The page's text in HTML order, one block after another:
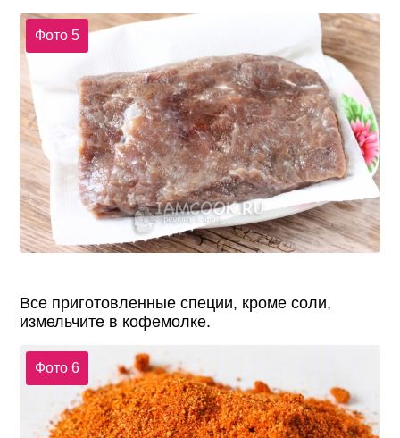
Фото 5
Все приготовленные специи, кроме соли,
измельчите в кофемолке.
Фото 6